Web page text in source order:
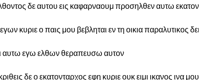
δε αυτου εις καφαρναουμ προσηλθεν αυτω
κυριε ο παις μου βεβληται εν τη οικια παραλυτικος
αυτω εγω ελθων θεραπευσω αυτον
δε ο εκατονταρχος εφη κυριε ουκ ειμι ικανος ινα